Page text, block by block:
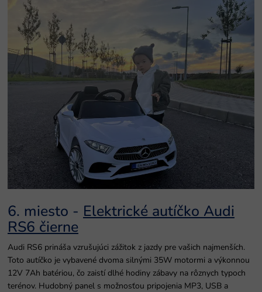
6. miesto - Elektrické autíčko Audi
RS6 čierne
Audi RS6 prináša vzrušujúci zážitok z jazdy pre vašich najmenších.
Toto autíčko je vybavené dvoma silnými 35W motormi a výkonnou
12V 7Ah batériou, čo zaistí dlhé hodiny zábavy na rôznych typoch
terénov. Hudobný panel s možnosťou pripojenia MP3, USB a